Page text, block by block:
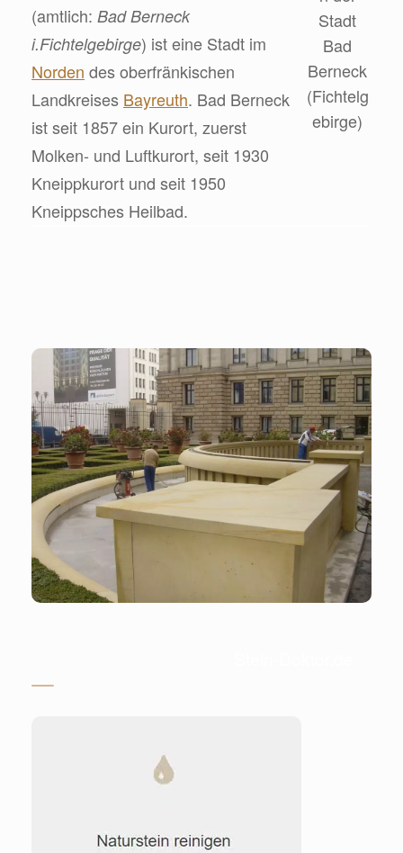
(amtlich: Bad Berneck
i.Fichtelgebirge) ist eine Stadt im
Norden des oberfränkischen
Landkreises Bayreuth. Bad Berneck
ist seit 1857 ein Kurort, zuerst
Molken- und Luftkurort, seit 1930
Kneippkurort und seit 1950
Kneippsches Heilbad.